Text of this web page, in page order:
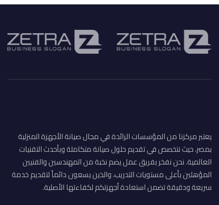
يعتبر مركزنا من المؤسسات الرائدة في مجال صيانة الأجهزة المنزلية
بمصر، حيث نتخصص في تقديم حلول صيانة متكاملة وبأحدث التقنيات
العالمية. نحن نفخر بفريق عمل يضم نخبة من المهندسين والفنيين
المؤهلين بأعلى مستويات التدريب، والذين يسعون دائماً لتقديم خدمة
سريعة ودقيقة تضمن استعادة أجهزتكم لكفاءتها الأصلية.